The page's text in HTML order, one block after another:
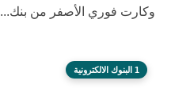
وكارت فوري الأصفر من بنك...
1 البنوك الالكترونية